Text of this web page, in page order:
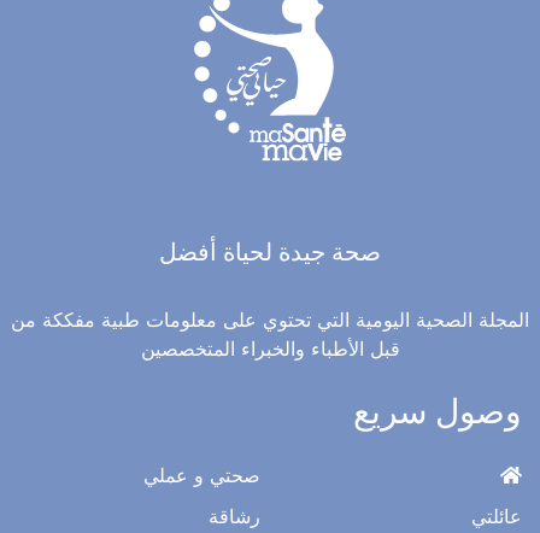
صحة جيدة لحياة أفضل
المجلة الصحية اليومية التي تحتوي على معلومات طبية مفككة من
قبل الأطباء والخبراء المتخصصين
وصول سريع
عائلتي
صحتي و عملي
رشاقة